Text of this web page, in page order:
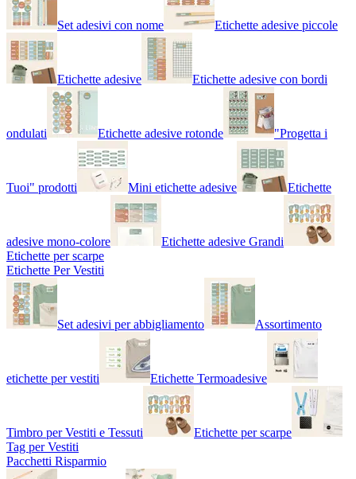
Set adesivi con nome Etichette adesive piccole
Etichette adesive Etichette adesive con bordi
ondulati Etichette adesive rotonde "Progetta i
Tuoi" prodotti Mini etichette adesive Etichette
adesive mono-colore
Etichette adesive Grandi
Etichette per scarpe
Etichette Per Vestiti
Set adesivi per abbigliamento Assortimento
etichette per vestiti Etichette Termoadesive
Timbro per Vestiti e Tessuti
Etichette per scarpe
Tag per Vestiti
Pacchetti Risparmio